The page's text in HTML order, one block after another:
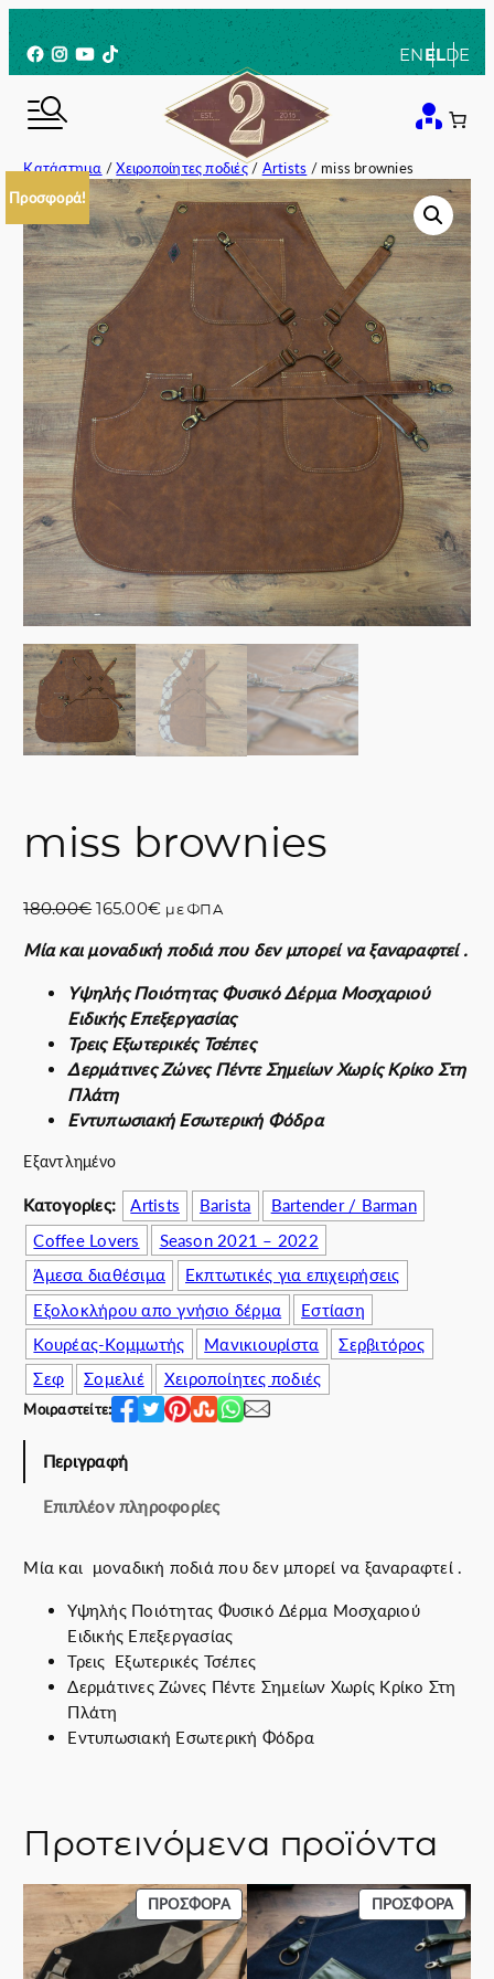
στο
περιεχόμενο
Facebook
Instagram
YouTube
TikTok ENELDE
Κατάστημα /Χειροποίητες ποδιές/ Artists / miss brownies
Προσφορά!
miss brownies
180.00€ O
i
g
i
a
l
i
e
w
a
s
:
1
8
0
.
0
.
165.00€Η
ρ
έ
χ
ο
υ
α
μ
ή
ε
ί
ν
α
ι
:
1
6
0
.
με ΦΠΑ
Μία και μοναδική ποδιά που δεν μπορεί να ξαναραφτεί .
Υψηλής Ποιότητας Φυσικό Δέρμα Μοσχαριού
Ειδικής Επεξεργασίας
Τρεις Εξωτερικές Τσέπες
Δερμάτινες Ζώνες Πέντε Σημείων Χωρίς Κρίκο Στη
Πλάτη
Εντυπωσιακή Εσωτερική Φόδρα
Εξαντλημένο
Κατογορίες: Artists Barista
Bartender / Barman
Coffee Lovers
Season 2021 – 2022
Άμεσα διαθέσιμα
Εκπτωτικές για επιχειρήσεις
Εξολοκλήρου απο γνήσιο δέρμα
Εστίαση
Κουρέας-Κομμωτής
Μανικιουρίστα
Σερβιτόρος
Σεφ
Σομελιέ Χειροποίητες ποδιές
Μοιραστείτε:
Περιγραφή
Επιπλέον πληροφορίες
Μία και μοναδική ποδιά που δεν μπορεί να ξαναραφτεί .
Υψηλής Ποιότητας Φυσικό Δέρμα Μοσχαριού
Ειδικής Επεξεργασίας
Τρεις Εξωτερικές Τσέπες
Δερμάτινες Ζώνες Πέντε Σημείων Χωρίς Κρίκο Στη
Πλάτη
Εντυπωσιακή Εσωτερική Φόδρα
Προτεινόμενα προϊόντα
ΠΡΟΣΦΟΡΆΠΡΟΪΌΝ
ΣΕ
ΠΡΟΣΦΟΡΆ
ΠΡΟΣΦΟΡΆ
ΣΕ